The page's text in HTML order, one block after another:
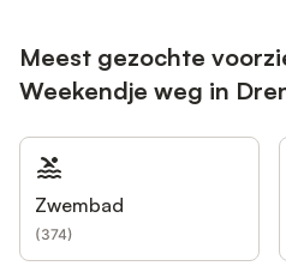
Meest gezochte
Weekendje weg in
Zwembad
(374)